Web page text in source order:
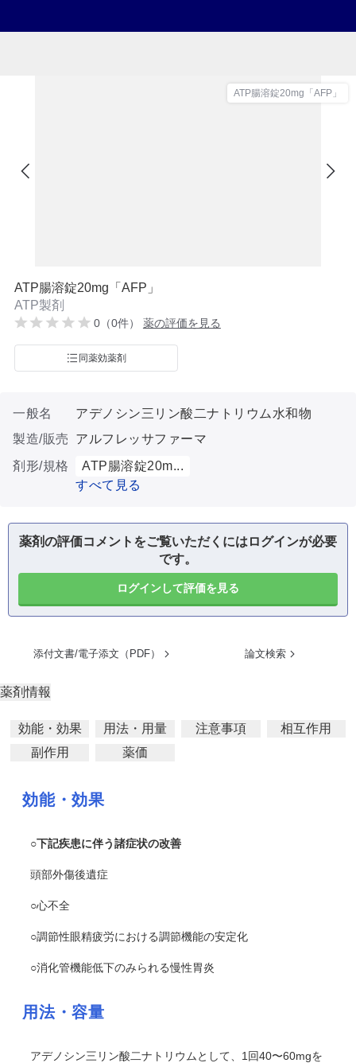
ATP腸溶錠20mg「AFP」
ATP腸溶錠20mg「AFP」
ATP製剤
0（0件） 薬の評価を見る
同薬効薬剤
一般名
アデノシン三リン酸二ナトリウム水和物
製造/販売
アルフレッサファーマ
剤形/規格
ATP腸溶錠20m...
すべて見る
薬剤の評価コメントをご覧いただくにはログインが必要
です。
ログインして評価を見る
添付文書/電子添文（PDF） 論文検索
薬剤情報
効能・効果 用法・用量 注意事項
相互作用
副作用
薬価
効能・効果
○下記疾患に伴う諸症状の改善
頭部外傷後遺症
○心不全
○調節性眼精疲労における調節機能の安定化
○消化管機能低下のみられる慢性胃炎
用法・容量
アデノシン三リン酸二ナトリウムとして、1回40〜60mgを